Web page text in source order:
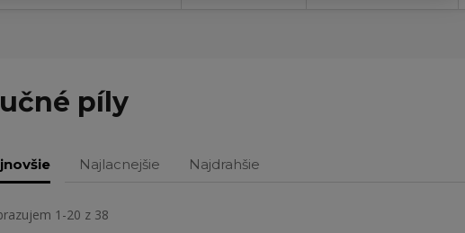
píly
Najlacnejšie Najdrahšie
1-20 z 38